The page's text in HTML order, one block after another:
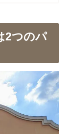
2つのパ